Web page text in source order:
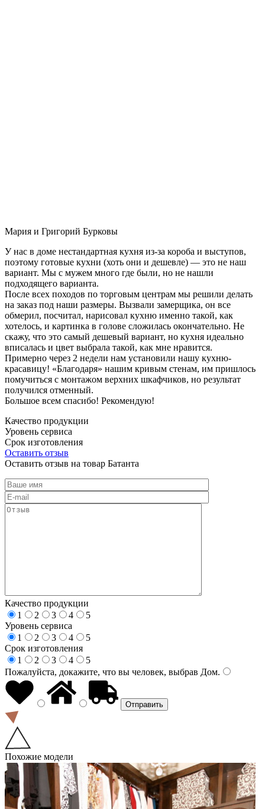
Мария и Григорий Бурковы
У нас в доме нестандартная кухня из-за короба и выступов,
поэтому готовые кухни (хоть они и дешевле) — это не наш
вариант. Мы с мужем много где были, но не нашли
подходящего варианта.
После всех походов по торговым центрам мы решили делать
на заказ под наши размеры. Вызвали замерщика, он все
обмерил, посчитал, нарисовал кухню именно такой, как
хотелось, и картинка в голове сложилась окончательно. Не
скажу, что это самый дешевый вариант, но кухня идеально
вписалась и цвет выбрала такой, как мне нравится.
Примерно через 2 недели нам установили нашу кухню-
красавицу! «Благодаря» нашим кривым стенам, им пришлось
помучиться с монтажом верхних шкафчиков, но результат
получился отменный.
Большое всем спасибо! Рекомендую!
Качество продукции
Уровень сервиса
Срок изготовления
Оставить отзыв
Оставить отзыв на товар Батанта
Качество продукции
1
2 3 4
5
Уровень сервиса
1
2 3 4
5
Срок изготовления
1
2 3 4
5
Пожалуйста, докажите, что вы человек, выбрав Дом.
Похожие модели